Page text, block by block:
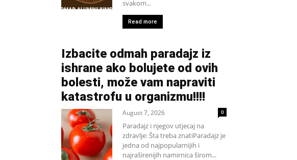
svakom...
Read more
Izbacite odmah paradajz iz
ishrane ako bolujete od ovih
bolesti, može vam napraviti
katastrofu u organizmu!!!!
August 7, 2026 0
Paradajz i njegov utjecaj na
zdravlje: Šta treba znatiParadajz je
jedna od najpopularnijih i
najraširenijih namirnica širom...